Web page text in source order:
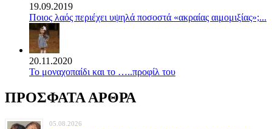
19.09.2019
Ποιος λαός περιέχει υψηλά ποσοστά «ακραίας αιμομιξίας»;...
20.11.2020
Το μοναχοπαίδι και το …..προφίλ του
ΠΡΟΣΦΑΤΑ ΑΡΘΡΑ
05.08.2026